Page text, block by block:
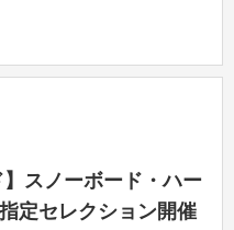
ード
】スノーボード・ハー
定セレクション開催